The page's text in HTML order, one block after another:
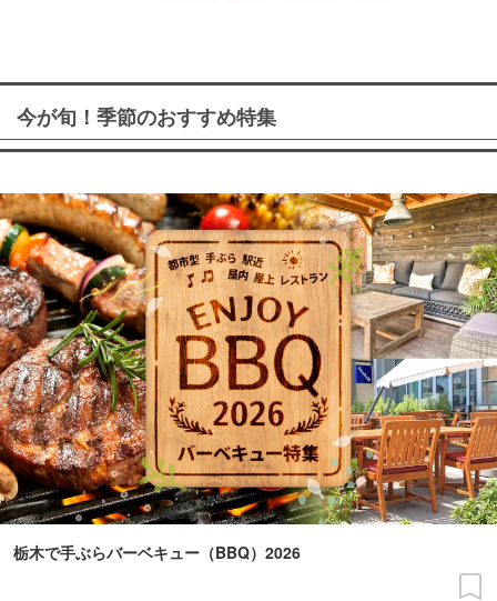
今が旬！季節のおすすめ特集
栃木で手ぶらバーベキュー（BBQ）2026